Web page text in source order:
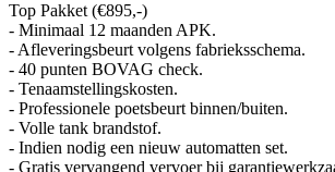
Top Pakket (€895,-)
- Minimaal 12 maanden APK.
- Afleveringsbeurt volgens fabrieksschema.
- 40 punten BOVAG check.
- Tenaamstellingskosten.
- Professionele poetsbeurt binnen/buiten.
- Volle tank brandstof.
- Indien nodig een nieuw automatten set.
- Gratis vervangend vervoer bij